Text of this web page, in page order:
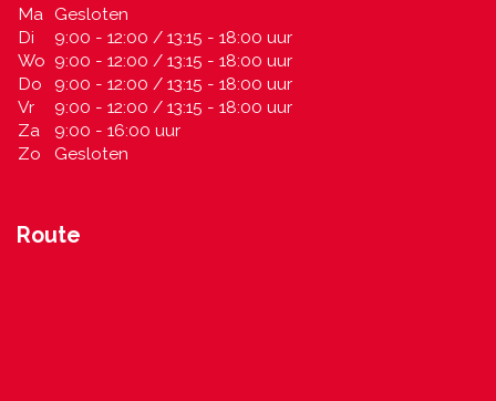
Ma Gesloten
Di
9:00 - 12:00 / 13:15 - 18:00 uur
Wo 9:00 - 12:00 / 13:15 - 18:00 uur
Do
9:00 - 12:00 / 13:15 - 18:00 uur
Vr
9:00 - 12:00 / 13:15 - 18:00 uur
Za
9:00 - 16:00 uur
Zo
Gesloten
Route